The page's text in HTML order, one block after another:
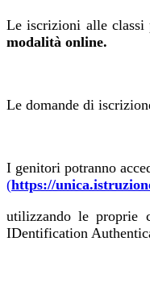
Le iscrizioni alle classi
modalità online.
Le domande di
I genitori potranno
(https://
utilizzando le proprie
IDentification